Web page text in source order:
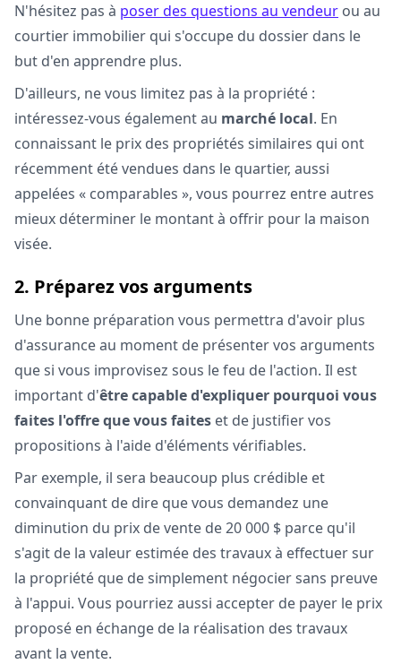
N'hésitez pas à poser des questions au vendeur ou au
courtier immobilier qui s'occupe du dossier dans le
but d'en apprendre plus.
D'ailleurs, ne vous limitez pas à la propriété :
intéressez-vous également au marché local. En
connaissant le prix des propriétés similaires qui ont
récemment été vendues dans le quartier, aussi
appelées « comparables », vous pourrez entre autres
mieux déterminer le montant à offrir pour la maison
visée.
2. Préparez vos arguments
Une bonne préparation vous permettra d'avoir plus
d'assurance au moment de présenter vos arguments
que si vous improvisez sous le feu de l'action. Il est
important d'être capable d'expliquer pourquoi vous
faites l'offre que vous faites et de justifier vos
propositions à l'aide d'éléments vérifiables.
Par exemple, il sera beaucoup plus crédible et
convainquant de dire que vous demandez une
diminution du prix de vente de 20 000 $ parce qu'il
s'agit de la valeur estimée des travaux à effectuer sur
la propriété que de simplement négocier sans preuve
à l'appui. Vous pourriez aussi accepter de payer le prix
proposé en échange de la réalisation des travaux
avant la vente.